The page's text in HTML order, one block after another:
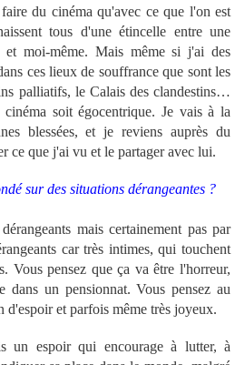
du cinéma qu'avec ce que l'on est
tous d'une étincelle entre une
et moi-même. Mais même si j'ai des
ces lieux de souffrance que sont les
palliatifs, le Calais des clandestins…
soit égocentrique. Je vais à la
blessées, et je reviens auprès du
ce que j'ai vu et le partager avec lui.
sur des situations dérangeantes ?
mais certainement pas par
car très intimes, qui touchent
Vous pensez que ça va être l'horreur,
dans un pensionnat. Vous pensez au
d'espoir et parfois même très joyeux.
un espoir qui encourage à lutter, à